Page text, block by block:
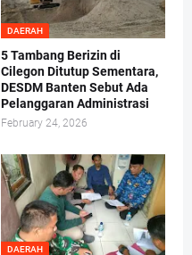
DAERAH
5 Tambang Berizin di
Cilegon Ditutup Sementara,
DESDM Banten Sebut Ada
Pelanggaran Administrasi
February 24, 2026
DAERAH